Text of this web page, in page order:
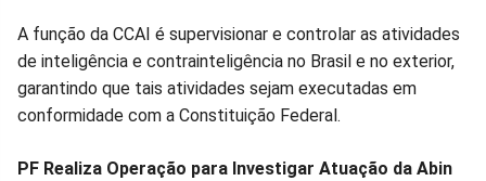
A função da CCAI é supervisionar e controlar as atividades
de inteligência e contrainteligência no Brasil e no exterior,
garantindo que tais atividades sejam executadas em
conformidade com a Constituição Federal.
PF Realiza Operação para Investigar Atuação da Abin